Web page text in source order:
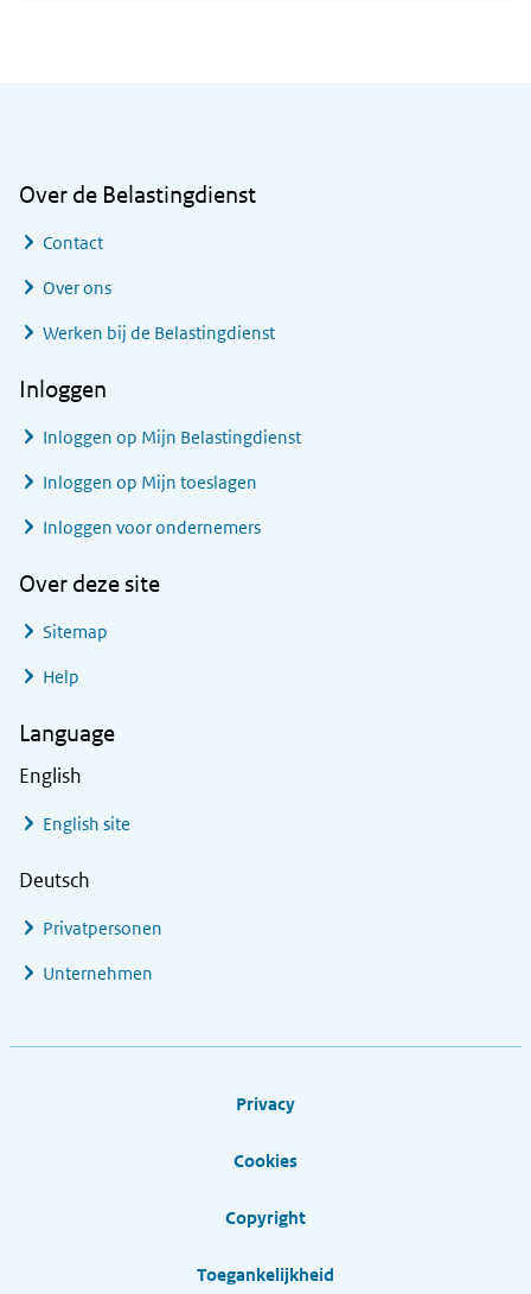
Over de Belastingdienst
Contact
Over ons
Werken bij de Belastingdienst
Inloggen
Inloggen op Mijn Belastingdienst
Inloggen op Mijn toeslagen
Inloggen voor ondernemers
Over deze site
Sitemap
Help
Language
English
English site
Deutsch
Privatpersonen
Unternehmen
Privacy
Cookies
Copyright
Toegankelijkheid